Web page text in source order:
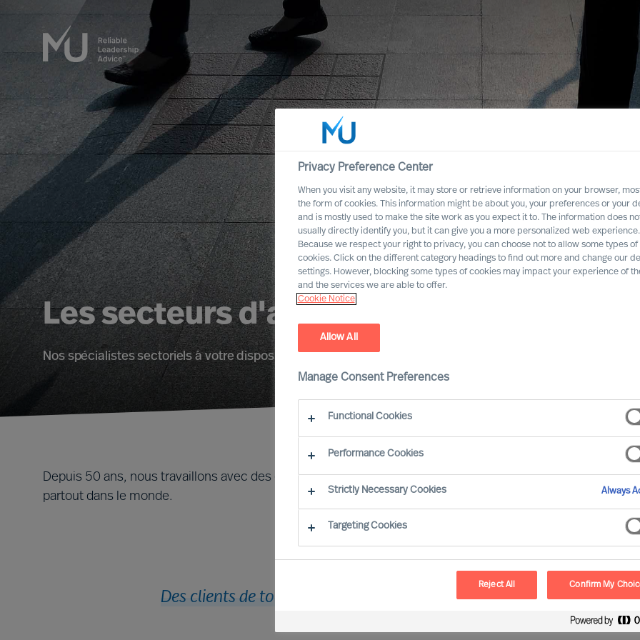
Les secteurs d'activité
Nos spécialistes sectoriels à votre disposition
Depuis 50 ans, nous travaillons avec des entreprises présentes dans tous les secteurs d'activité,
partout dans le monde.
Des clients de toutes tailles dans tous les secteurs
Privacy Preference Center
When you visit any website, it may store or retrieve information on your browser,
the form of cookies. This information might be about you, your preferences or your
and is mostly used to make the site work as you expect it to. The information does
usually directly identify you, but it can give you a more personalized web experience.
Because we respect your right to privacy, you can choose not to allow some types of
cookies. Click on the different category headings to find out more and change our
settings. However, blocking some types of cookies may impact your experience of
and the services we are able to offer.
Cookie Notice
Allow All
Manage Consent Preferences
Functional Cookies
Performance Cookies
Strictly Necessary Cookies Always
Targeting Cookies
Reject All Confirm My